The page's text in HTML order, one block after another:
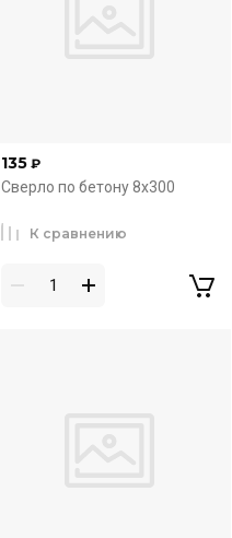
135 ₽
Сверло по бетону 8х300
К сравнению